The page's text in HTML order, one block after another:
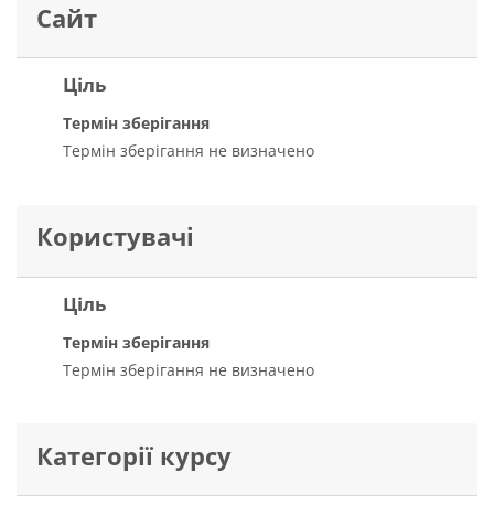
Сайт
Ціль
Термін зберігання
Термін зберігання не визначено
Користувачі
Ціль
Термін зберігання
Термін зберігання не визначено
Категорії курсу